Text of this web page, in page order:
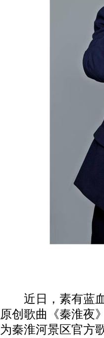
近日，素有蓝血
原创歌曲《秦淮夜
为秦淮河景区官方